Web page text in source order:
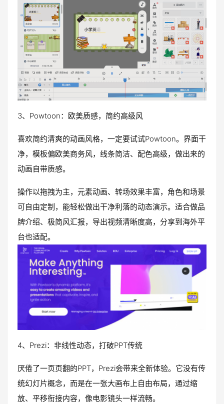
3、Powtoon：欧美质感，简约高级风
喜欢简约清爽的动画风格，一定要试试Powtoon。界面干
净，模板偏欧美商务风，线条简洁、配色高级，做出来的
动画自带质感。
操作以拖拽为主，元素动画、转场效果丰富，角色和场景
可自由定制，能轻松做出干净利落的动态演示。适合做品
牌介绍、极简风汇报，导出视频清晰度高，分享到海外平
台也适配。
4、Prezi：非线性动态，打破PPT传统
厌倦了一页页翻的PPT，Prezi会带来全新体验。它没有传
统幻灯片概念，而是在一张大画布上自由布局，通过缩
放、平移衔接内容，像电影镜头一样流畅。